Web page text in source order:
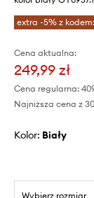
extra -5% z
Cena aktualna:
249,99 zł
Cena regularna:
Najniższa cena z
Kolor: biały
Wybierz rozmiar